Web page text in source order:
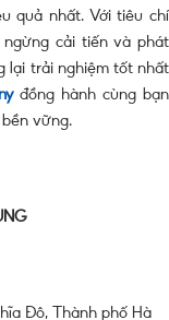
quả nhất. Với tiêu chí
ngừng cải tiến và phát
lại trải nghiệm tốt nhất
đồng hành cùng bạn
bền vững.
Đô, Thành phố Hà